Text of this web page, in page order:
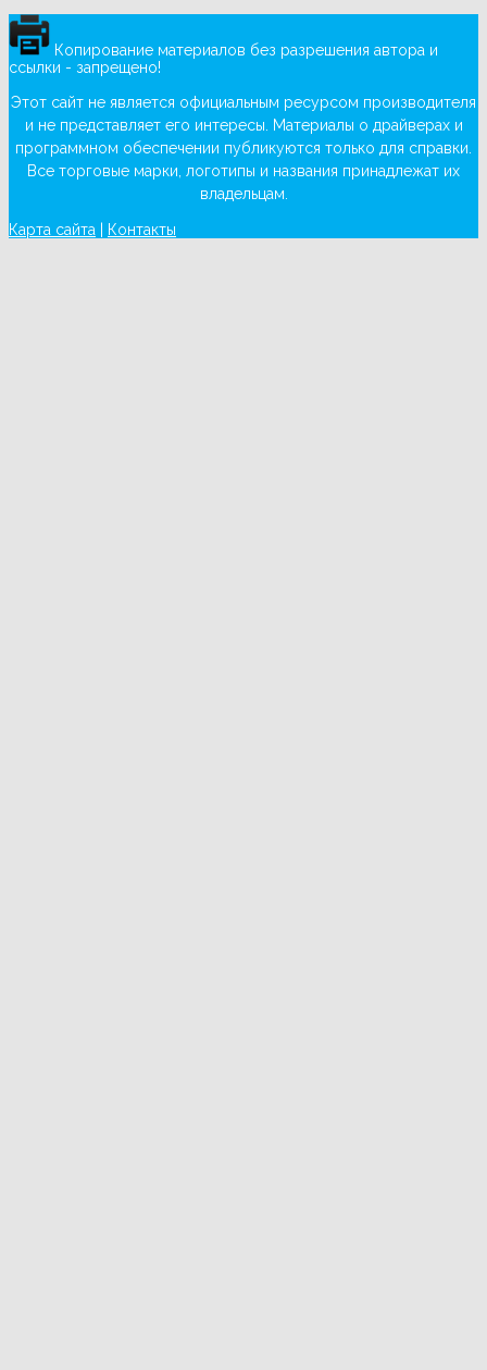
Копирование материалов без разрешения автора и
ссылки - запрещено!
Этот сайт не является официальным ресурсом производителя
и не представляет его интересы. Материалы о драйверах и
программном обеспечении публикуются только для справки.
Все торговые марки, логотипы и названия принадлежат их
владельцам.
Карта сайта Контакты